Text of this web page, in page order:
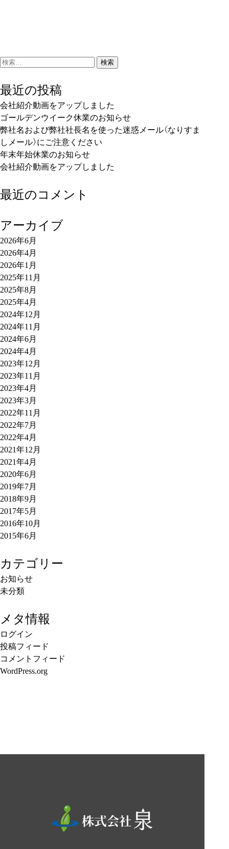
検
最近の投稿
会社紹介動画をアップしました
ゴールデンウイーク休業のお知らせ
弊社名および弊社社長名を使った迷惑メール（なりすま
しメール）にご注意ください
年末年始休業のお知らせ
会社紹介動画をアップしました
最近のコメント
アーカイブ
2026年6月
2026年4月
2026年1月
2025年11月
2025年8月
2025年4月
2024年12月
2024年11月
2024年6月
2024年4月
2023年12月
2023年11月
2023年4月
2023年3月
2022年11月
2022年7月
2022年4月
2021年12月
2021年4月
2020年6月
2019年7月
2018年9月
2017年5月
2016年10月
2015年6月
カテゴリー
お知らせ
未分類
メタ情報
ログイン
投稿フィード
コメントフィード
WordPress.org